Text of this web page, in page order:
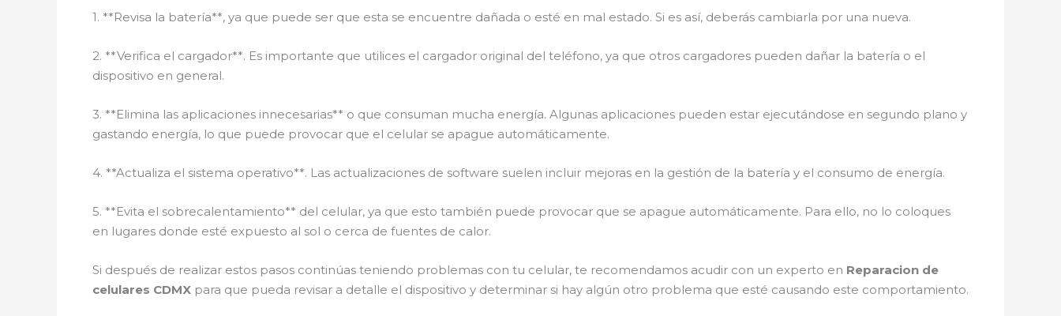
1. **Revisa la batería**, ya que puede ser que esta se encuentre dañada o esté en mal estado. Si es así, deberás cambiarla por una nueva.
2. **Verifica el cargador**. Es importante que utilices el cargador original del teléfono, ya que otros cargadores pueden dañar la batería o el
dispositivo en general.
3. **Elimina las aplicaciones innecesarias** o que consuman mucha energía. Algunas aplicaciones pueden estar ejecutándose en segundo plano y
gastando energía, lo que puede provocar que el celular se apague automáticamente.
4. **Actualiza el sistema operativo**. Las actualizaciones de software suelen incluir mejoras en la gestión de la batería y el consumo de energía.
5. **Evita el sobrecalentamiento** del celular, ya que esto también puede provocar que se apague automáticamente. Para ello, no lo coloques
en lugares donde esté expuesto al sol o cerca de fuentes de calor.
Si después de realizar estos pasos continúas teniendo problemas con tu celular, te recomendamos acudir con un experto en Reparacion de
celulares CDMX para que pueda revisar a detalle el dispositivo y determinar si hay algún otro problema que esté causando este comportamiento.